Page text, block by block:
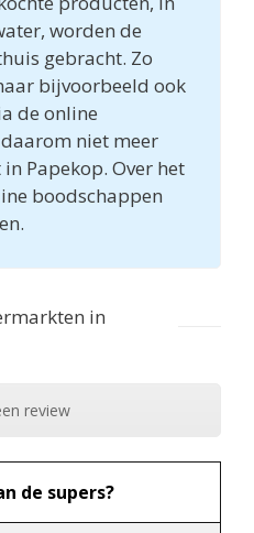
worden de
gebracht. Zo
bijvoorbeeld ook
de online
niet meer
Papekop. Over het
boodschappen
in
review
de supers?